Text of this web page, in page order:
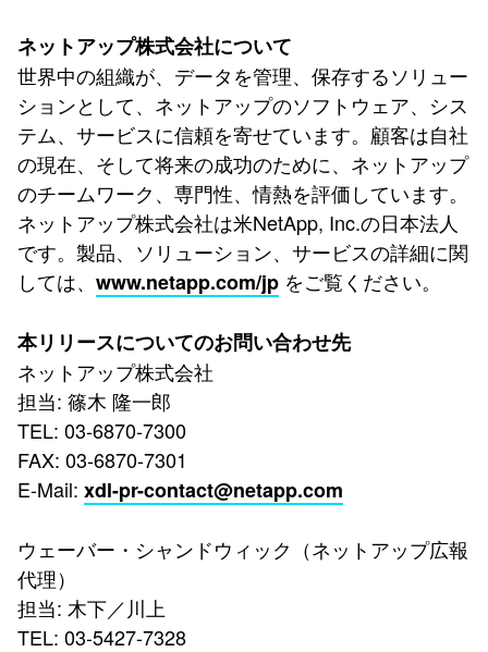
ネットアップ株式会社について
世界中の組織が、データを管理、保存するソリュー
ションとして、ネットアップのソフトウェア、シス
テム、サービスに信頼を寄せています。顧客は自社
の現在、そして将来の成功のために、ネットアップ
のチームワーク、専門性、情熱を評価しています。
ネットアップ株式会社は米NetApp, Inc.の日本法人
です。製品、ソリューション、サービスの詳細に関
しては、 www.netapp.com/jp をご覧ください。
本リリースについてのお問い合わせ先
ネットアップ株式会社
担当: 篠木 隆一郎
TEL: 03-6870-7300
FAX: 03-6870-7301
E-Mail: xdl-pr-contact@netapp.com
ウェーバー・シャンドウィック（ネットアップ広報
代理）
担当: 木下／川上
TEL: 03-5427-7328